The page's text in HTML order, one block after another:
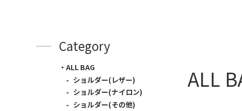
ALL
Category
ALL BAG
ショルダー(レザー)
ショルダー(ナイロン)
ショルダー(その他)